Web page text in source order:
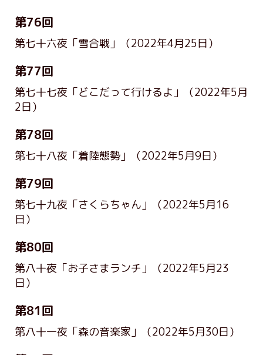
第76回
第七十六夜「雪合戦」 （2022年4月25日）
第77回
第七十七夜「どこだって行けるよ」
（2022年5月
2日）
第78回
第七十八夜「着陸態勢」 （2022年5月9日）
第79回
第七十九夜「さくらちゃん」
（2022年5月16
日）
第80回
第八十夜「お子さまランチ」
（2022年5月23
日）
第81回
第八十一夜「森の音楽家」 （2022年5月30日）